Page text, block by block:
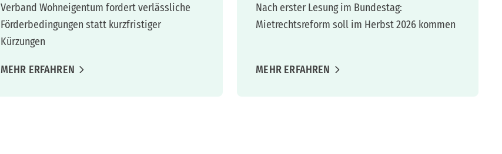
Verband Wohneigentum fordert verlässliche
Förderbedingungen statt kurzfristiger
Kürzungen
MEHR ERFAHREN
Nach erster Lesung im Bundestag:
Mietrechtsreform soll im Herbst 2026 kommen
MEHR ERFAHREN